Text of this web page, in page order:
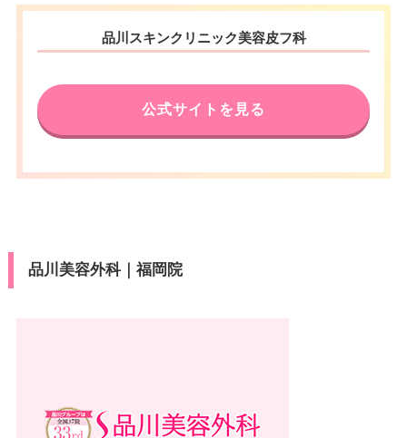
品川スキンクリニック美容皮フ科
公式サイトを見る
品川美容外科｜福岡院